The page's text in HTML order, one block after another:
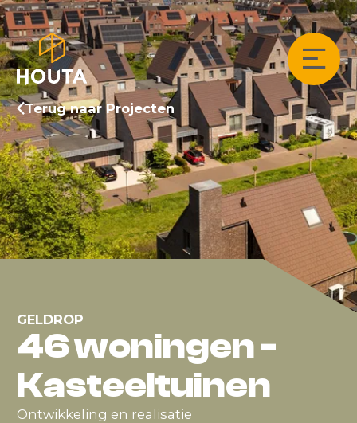
Terug naar Projecten
GELDROP
46 woningen -
Kasteeltuinen
Ontwikkeling en realisatie